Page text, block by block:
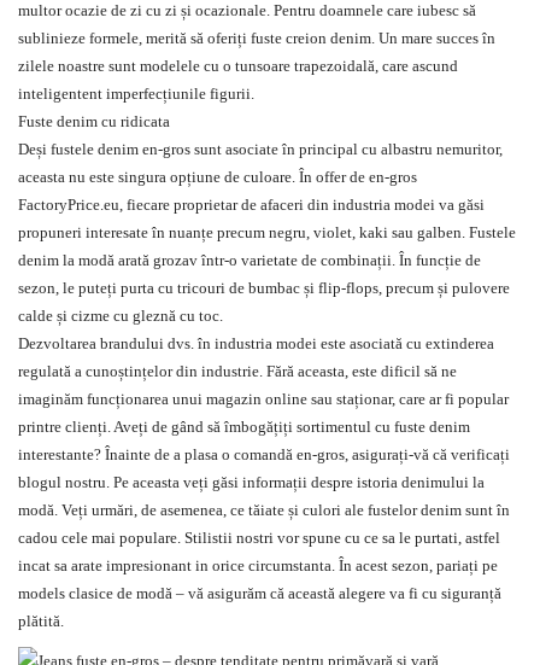
multor ocazie de zi cu zi și ocazionale. Pentru doamnele care iubesc să
sublinieze formele, merită să oferiți fuste creion denim. Un mare succes în
zilele noastre sunt modelele cu o tunsoare trapezoidală, care ascund
inteligentent imperfecțiunile figurii.
Fuste denim cu ridicata
Deși fustele denim en-gros sunt asociate în principal cu albastru nemuritor,
aceasta nu este singura opțiune de culoare. În offer de en-gros
FactoryPrice.eu, fiecare proprietar de afaceri din industria modei va găsi
propuneri interesate în nuanțe precum negru, violet, kaki sau galben. Fustele
denim la modă arată grozav într-o varietate de combinații. În funcție de
sezon, le puteți purta cu tricouri de bumbac și flip-flops, precum și pulovere
calde și cizme cu gleznă cu toc.
Dezvoltarea brandului dvs. în industria modei este asociată cu extinderea
regulată a cunoștințelor din industrie. Fără aceasta, este dificil să ne
imaginăm funcționarea unui magazin online sau staționar, care ar fi popular
printre clienți. Aveți de gând să îmbogățiți sortimentul cu fuste denim
interestante? Înainte de a plasa o comandă en-gros, asigurați-vă că verificați
blogul nostru. Pe aceasta veți găsi informații despre istoria denimului la
modă. Veți urmări, de asemenea, ce tăiate și culori ale fustelor denim sunt în
cadou cele mai populare. Stilistii nostri vor spune cu ce sa le purtati, astfel
incat sa arate impresionant in orice circumstanta. În acest sezon, pariați pe
models clasice de modă – vă asigurăm că această alegere va fi cu siguranță
plătită.